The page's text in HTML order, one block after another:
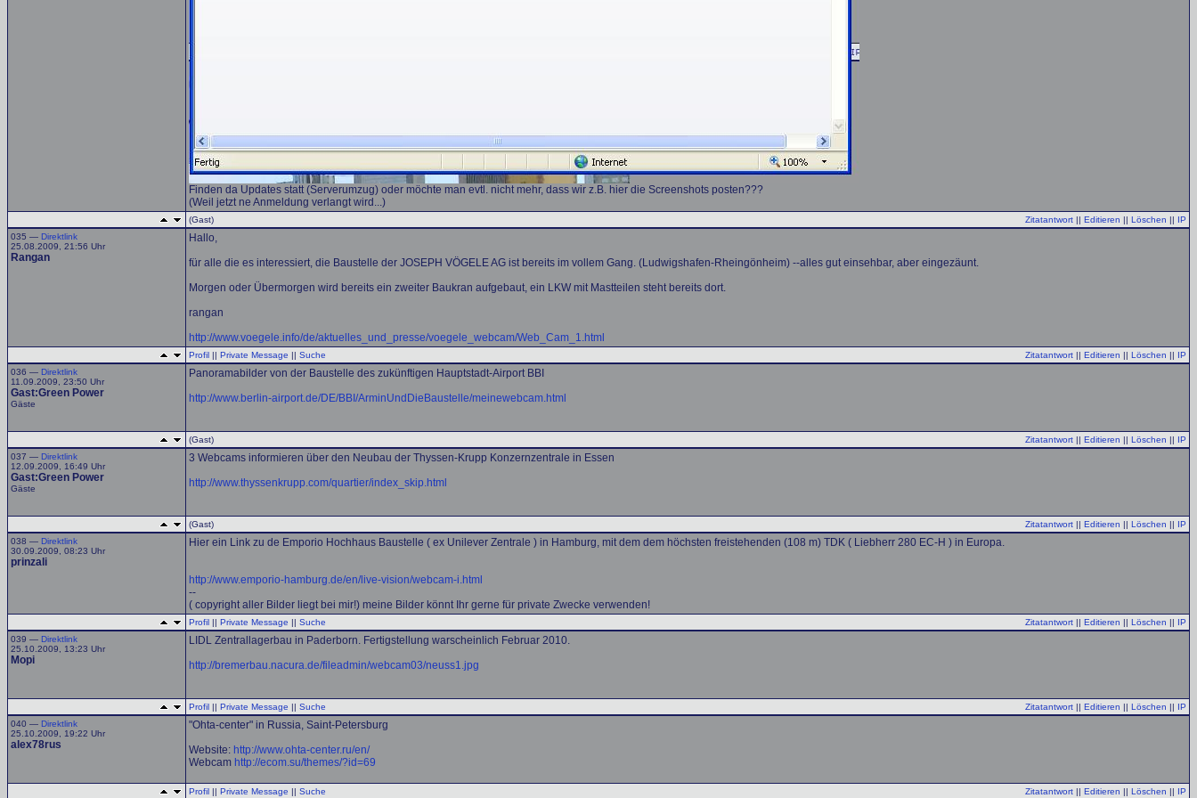
Finden da Updates statt (Serverumzug) oder möchte man evtl. nicht mehr, dass wir z.B. hier die Screenshots posten???
(Weil jetzt ne Anmeldung verlangt wird...)
(Gast) Zitatantwort || Editieren || Löschen || IP
035 — Direktlink
25.08.2009, 21:56 Uhr
Rangan
Hallo,
für alle die es interessiert, die Baustelle der JOSEPH VÖGELE AG ist bereits im vollem Gang. (Ludwigshafen-Rheingönheim) --alles gut einsehbar, aber eingezäunt.
Morgen oder Übermorgen wird bereits ein zweiter Baukran aufgebaut, ein LKW mit Mastteilen steht bereits dort.
rangan
http://www.voegele.info/de/aktuelles_und_presse/voegele_webcam/Web_Cam_1.html
Profil || Private Message || Suche Zitatantwort || Editieren || Löschen || IP
036 — Direktlink
11.09.2009, 23:50 Uhr
Gast:Green Power
Gäste
Panoramabilder von der Baustelle des zukünftigen Hauptstadt-Airport BBI
http://www.berlin-airport.de/DE/BBI/ArminUndDieBaustelle/meinewebcam.html
(Gast) Zitatantwort || Editieren || Löschen || IP
037 — Direktlink
12.09.2009, 16:49 Uhr
Gast:Green Power
Gäste
3 Webcams informieren über den Neubau der Thyssen-Krupp Konzernzentrale in Essen
http://www.thyssenkrupp.com/quartier/index_skip.html
(Gast) Zitatantwort || Editieren || Löschen || IP
038 — Direktlink
30.09.2009, 08:23 Uhr
prinzali
Hier ein Link zu de Emporio Hochhaus Baustelle ( ex Unilever Zentrale ) in Hamburg, mit dem dem höchsten freistehenden (108 m) TDK ( Liebherr 280 EC-H ) in Europa.
http://www.emporio-hamburg.de/en/live-vision/webcam-i.html
--
( copyright aller Bilder liegt bei mir!) meine Bilder könnt Ihr gerne für private Zwecke verwenden!
Profil || Private Message || Suche Zitatantwort || Editieren || Löschen || IP
039 — Direktlink
25.10.2009, 13:23 Uhr
Mopi
LIDL Zentrallagerbau in Paderborn. Fertigstellung warscheinlich Februar 2010.
http://bremerbau.nacura.de/fileadmin/webcam03/neuss1.jpg
Profil || Private Message || Suche Zitatantwort || Editieren || Löschen || IP
040 — Direktlink
25.10.2009, 19:22 Uhr
alex78rus
"Ohta-center" in Russia, Saint-Petersburg
Website: http://www.ohta-center.ru/en/
Webcam http://ecom.su/themes/?id=69
Profil || Private Message || Suche Zitatantwort || Editieren || Löschen || IP